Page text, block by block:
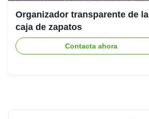
Organizador transparente de la
caja de zapatos
Contacta ahora